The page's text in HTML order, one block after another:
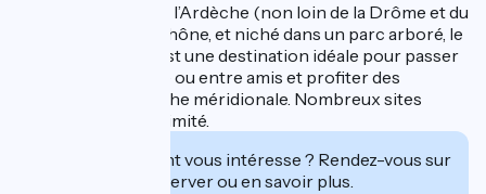
Situé aux portes de l’Ardèche (non loin de la Drôme et du
Gard), au bord du Rhône, et niché dans un parc arboré, le
Camping du Lion est une destination idéale pour passer
un séjour en famille ou entre amis et profiter des
charmes de l’Ardèche méridionale. Nombreux sites
touristiques à proximité.
Cet établissement vous intéresse ? Rendez-vous sur
leur site pour réserver ou en savoir plus.